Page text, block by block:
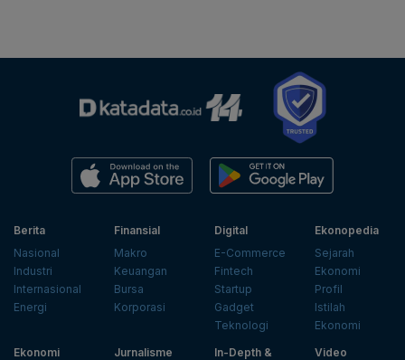
Berita
Nasional
Industri
Internasional
Energi
Finansial
Makro
Keuangan
Bursa
Korporasi
Digital
E-Commerce
Fintech
Startup
Gadget
Teknologi
Ekonopedia
Sejarah
Ekonomi
Profil
Istilah
Ekonomi
Ekonomi
Jurnalisme
In-Depth &
Video